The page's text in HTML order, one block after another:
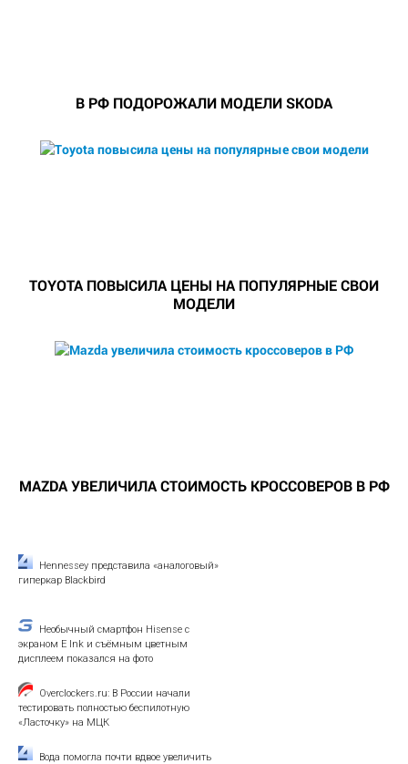
В РФ ПОДОРОЖАЛИ МОДЕЛИ SKODA
TOYOTA ПОВЫСИЛА ЦЕНЫ НА ПОПУЛЯРНЫЕ СВОИ
МОДЕЛИ
MAZDA УВЕЛИЧИЛА СТОИМОСТЬ КРОССОВЕРОВ В РФ
Hennessey представила «аналоговый»
гиперкар Blackbird
Необычный смартфон Hisense с
экраном E Ink и съёмным цветным
дисплеем показался на фото
Overclockers.ru: В России начали
тестировать полностью беспилотную
«Ласточку» на МЦК
Вода помогла почти вдвое увеличить